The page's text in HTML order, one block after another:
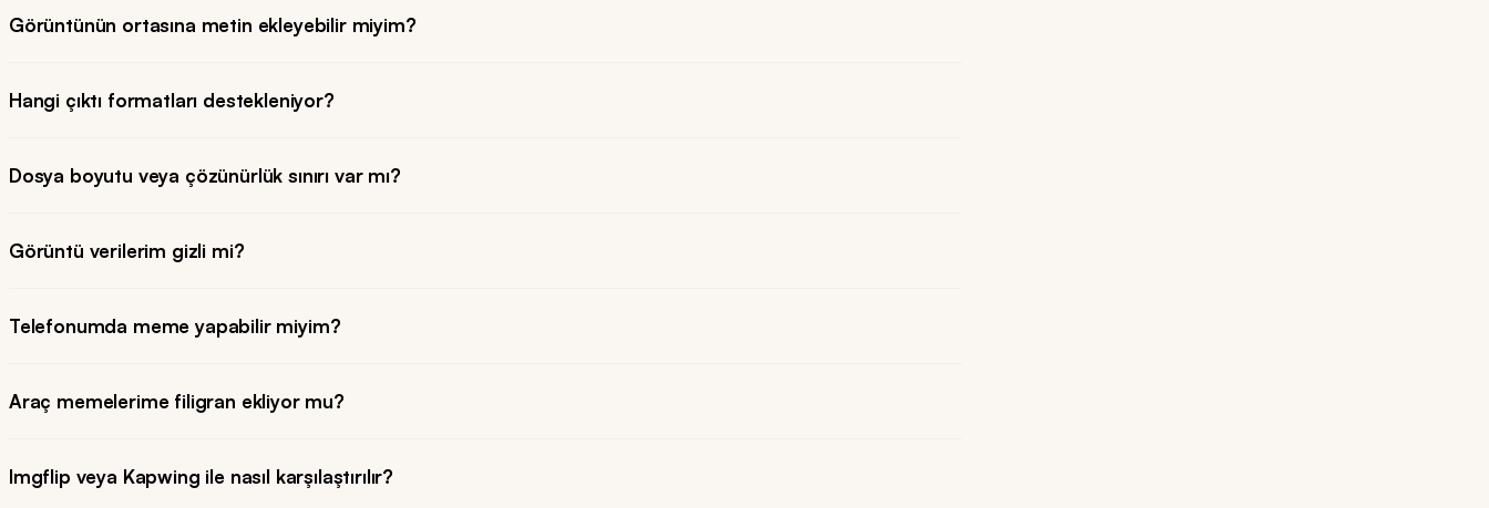
Görüntünün ortasına metin ekleyebilir miyim?
Hangi çıktı formatları destekleniyor?
Dosya boyutu veya çözünürlük sınırı var mı?
Görüntü verilerim gizli mi?
Telefonumda meme yapabilir miyim?
Araç memelerime filigran ekliyor mu?
Imgflip veya Kapwing ile nasıl karşılaştırılır?